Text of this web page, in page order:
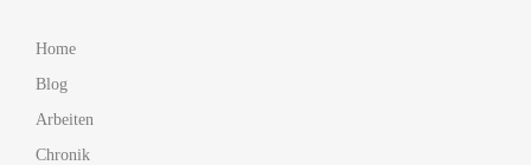
Home
Blog
Arbeiten
Chronik